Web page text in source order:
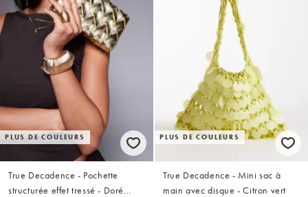
PLUS DE COULEURS
True Decadence - Pochette
structurée effet tressé - Doré
PLUS DE COULEURS
True Decadence - Mini sac à
main avec disque - Citron vert